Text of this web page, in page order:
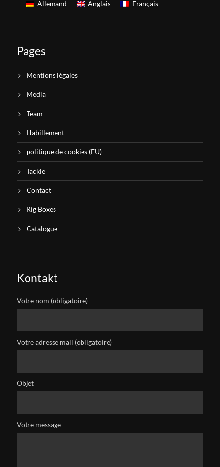
Allemand Anglais Français
Pages
Mentions légales
Media
Team
Habillement
politique de cookies (EU)
Tackle
Contact
Rig Boxes
Catalogue
Kontakt
Votre nom (obligatoire)
Votre adresse mail (obligatoire)
Objet
Votre message